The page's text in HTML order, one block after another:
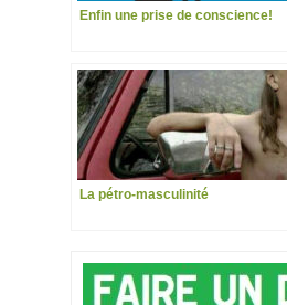
Enfin une prise de conscience!
La pétro-masculinité